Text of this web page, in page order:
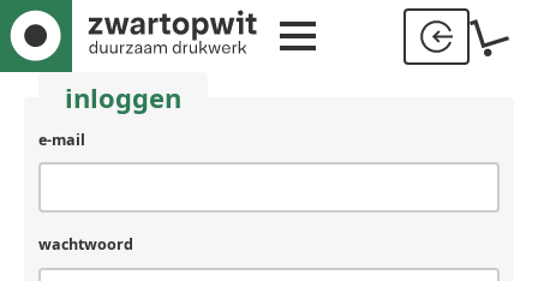
inloggen
e-mail
wachtwoord